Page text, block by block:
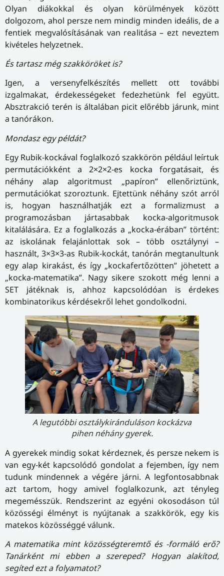
Olyan diákokkal és olyan körülmények között
dolgozom, ahol persze nem mindig minden ideális, de a
fentiek megvalósításának van realitása – ezt neveztem
kivételes helyzetnek.
És tartasz még szakköröket is?
Igen, a versenyfelkészítés mellett ott további
izgalmakat, érdekességeket fedezhetünk fel együtt.
Absztrakció terén is általában picit előrébb járunk, mint
a tanórákon.
Mondasz egy példát?
Egy Rubik-kockával foglalkozó szakkörön például leírtuk
permutációkként a 2×2×2-es kocka forgatásait, és
néhány alap algoritmust „papíron” ellenőriztünk,
permutációkat szoroztunk. Ejtettünk néhány szót arról
is, hogyan használhatják ezt a formalizmust a
programozásban jártasabbak kocka-algoritmusok
kitalálására. Ez a foglalkozás a „kocka-érában” történt:
az iskolának felajánlottak sok – több osztálynyi –
használt, 3×3×3-as Rubik-kockát, tanórán megtanultunk
egy alap kirakást, és így „kockafertőzötten” jöhetett a
„kocka-matematika”. Nagy sikere szokott még lenni a
SET játéknak is, ahhoz kapcsolódóan is érdekes
kombinatorikus kérdésekről lehet gondolkodni.
A legutóbbi osztálykiránduláson kockázva
pihen néhány gyerek.
A gyerekek mindig sokat kérdeznek, és persze nekem is
van egy-két kapcsolódó gondolat a fejemben, így nem
tudunk mindennek a végére járni. A legfontosabbnak
azt tartom, hogy amivel foglalkozunk, azt tényleg
megemésszük. Rendszerint az egyéni okosodáson túl
közösségi élményt is nyújtanak a szakkörök, egy kis
matekos közösséggé válunk.
A matematikamint közösségteremtő és -formáló erő?
Tanárként mi ebben a szereped? Hogyan alakítod,
segíted ezt a folyamatot?